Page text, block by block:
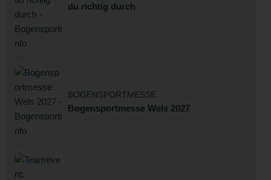
du richtig durch
BOGENSPORTMESSE
Bogensportmesse Wels 2027